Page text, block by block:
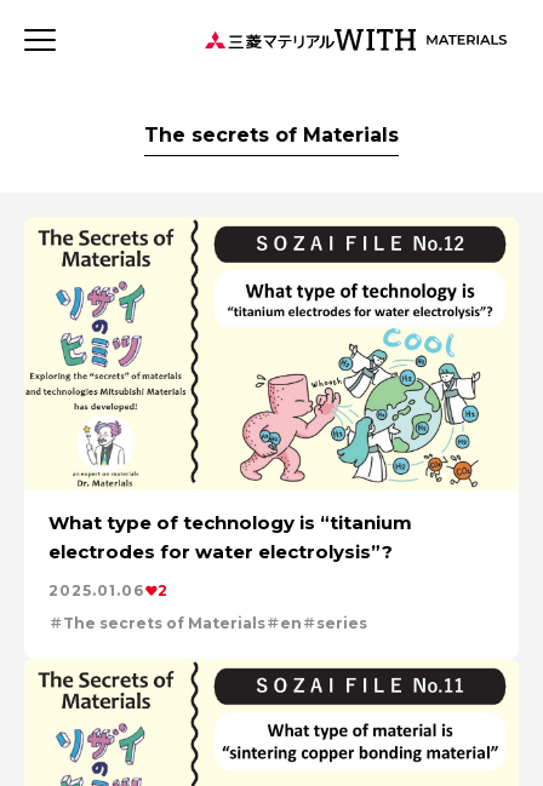
JP
連載記事 WITH MATERIALSについて
タグから探す
事業
特集：可能性の素材「タングステン」を世界へ
特集：世界のものづくりの力になる
健康経営
特集：循環に価値を。
価値観
特集：地熱発電への挑戦 森とマテリアル
MYSTORY
社会をつくる素材の力
特集：都市鉱山に挑む
特集：技術の力で未来をつくる
特集：カーボンニュートラルに挑む
電気鉛
特集：進化する銅
三菱マテリアルのある街を訪ねて
特集：限りある金属資源を、未来につなぐ。
Rycycling
安全への取り組み
特集：自動車・半導体の進化を担う
resource circulation
Electrolytic copper
Carbon neutrality
The secrets of Materials
What type of technology is “titanium
electrodes for water electrolysis”?
2025.01.06
2
The secrets of Materials
en series